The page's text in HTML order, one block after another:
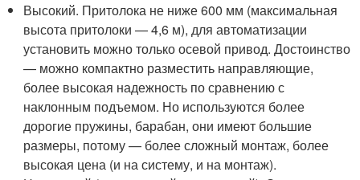
Высокий. Притолока не ниже 600 мм (максимальная
высота притолоки — 4,6 м), для автоматизации
установить можно только осевой привод. Достоинство
— можно компактно разместить направляющие,
более высокая надежность по сравнению с
наклонным подъемом. Но используются более
дорогие пружины, барабан, они имеют большие
размеры, потому — более сложный монтаж, более
высокая цена (и на систему, и на монтаж).